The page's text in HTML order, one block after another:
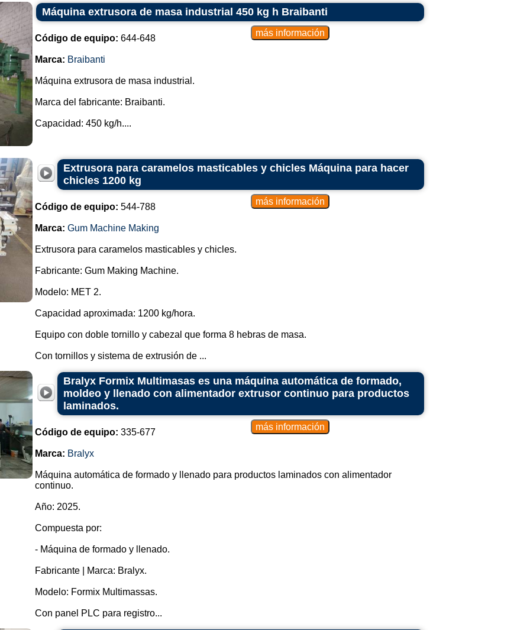
Máquina extrusora de masa industrial 450 kg h Braibanti
Código de equipo: 644-648
Marca: Braibanti
Máquina extrusora de masa industrial.
Marca del fabricante: Braibanti.
Capacidad: 450 kg/h....
Extrusora para caramelos masticables y chicles Máquina para hacer
chicles 1200 kg
Código de equipo: 544-788
Marca: Gum Machine Making
Extrusora para caramelos masticables y chicles.
Fabricante: Gum Making Machine.
Modelo: MET 2.
Capacidad aproximada: 1200 kg/hora.
Equipo con doble tornillo y cabezal que forma 8 hebras de masa.
Con tornillos y sistema de extrusión de ...
Bralyx Formix Multimasas es una máquina automática de formado,
moldeo y llenado con alimentador extrusor continuo para productos
laminados.
Código de equipo: 335-677
Marca: Bralyx
Máquina automática de formado y llenado para productos laminados con alimentador
continuo.
Año: 2025.
Compuesta por:
- Máquina de formado y llenado.
Fabricante | Marca: Bralyx.
Modelo: Formix Multimassas.
Con panel PLC para registro...